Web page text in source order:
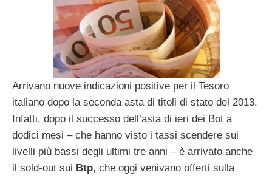
Arrivano nuove indicazioni positive per il Tesoro
italiano dopo la seconda asta di titoli di stato del 2013.
Infatti, dopo il successo dell’asta di ieri dei Bot a
dodici mesi – che hanno visto i tassi scendere sui
livelli più bassi degli ultimi tre anni – è arrivato anche
il sold-out sui Btp, che oggi venivano offerti sulla